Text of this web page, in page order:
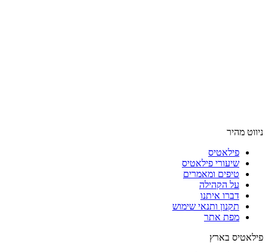
ניווט מהיר
פילאטיס
שיעורי פילאטיס
טיפים ומאמרים
על הקהילה
דברו איתנו
תקנון ותנאי שימוש
מפת אתר
פילאטיס בארץ